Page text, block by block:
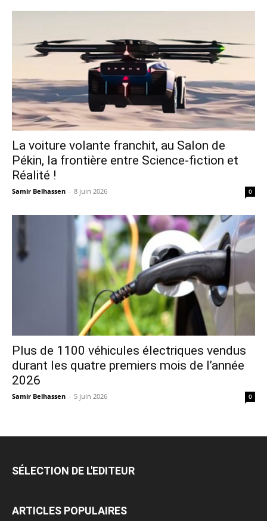
La voiture volante franchit, au Salon de
Pékin, la frontière entre Science-fiction et
Réalité !
Samir Belhassen - 8 juin 2026 0
Plus de 1100 véhicules électriques vendus
durant les quatre premiers mois de l’année
2026
Samir Belhassen - 5 juin 2026 0
SÉLECTION DE L'EDITEUR
ARTICLES POPULAIRES